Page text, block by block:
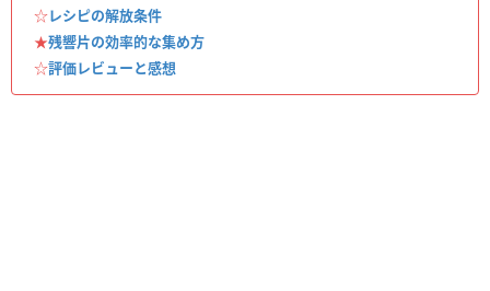
☆レシピの解放条件
★残響片の効率的な集め方
☆評価レビューと感想